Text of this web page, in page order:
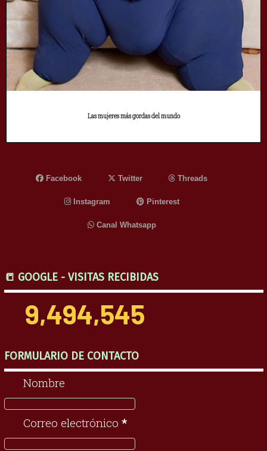
Las mujeres más gordas del mundo
Facebook Twitter Threads
Instagram Pinterest
Canal Whatsapp
📒 GOOGLE - VISITAS RECIBIDAS
9,494,545
FORMULARIO DE CONTACTO
Nombre
Correo electrónico *